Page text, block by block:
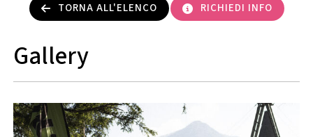
TORNA ALL'ELENCO RICHIEDI INFO
Gallery